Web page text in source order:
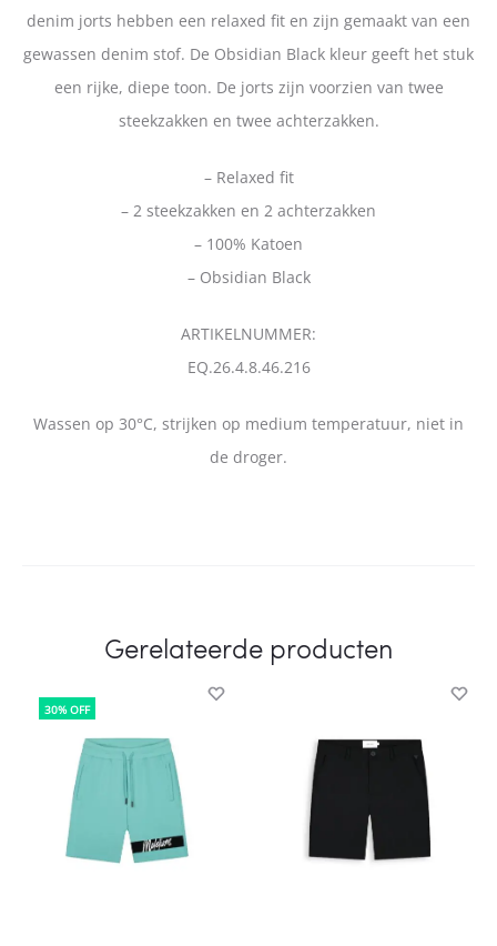
denim jorts hebben een relaxed fit en zijn gemaakt van een
gewassen denim stof. De Obsidian Black kleur geeft het stuk
een rijke, diepe toon. De jorts zijn voorzien van twee
steekzakken en twee achterzakken.
– Relaxed fit
– 2 steekzakken en 2 achterzakken
– 100% Katoen
– Obsidian Black
ARTIKELNUMMER:
EQ.26.4.8.46.216
Wassen op 30°C, strijken op medium temperatuur, niet in
de droger.
Gerelateerde producten
30% OFF